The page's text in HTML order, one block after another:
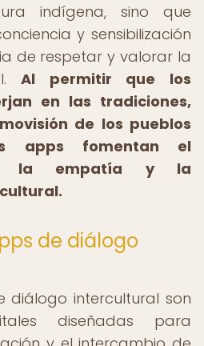
indígena, sino que
y sensibilización
de respetar y valorar la
Al permitir que los
en las tradiciones,
de los pueblos
apps fomentan el
la empatía y la
de diálogo
diálogo intercultural son
diseñadas para